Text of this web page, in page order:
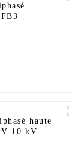
haute
10 kV